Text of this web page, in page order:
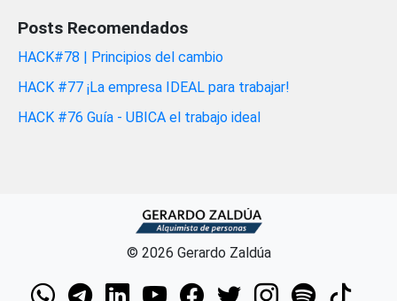
Posts Recomendados
HACK#78 | Principios del cambio
HACK #77 ¡La empresa IDEAL para trabajar!
HACK #76 Guía - UBICA el trabajo ideal
© 2026 Gerardo Zaldúa